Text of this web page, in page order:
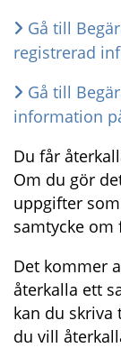
Gå till
registrerad
Gå till
information
Du får
Om du gör
uppgifter
samtycke om
Det kommer
återkalla ett
kan du skriva
du vill